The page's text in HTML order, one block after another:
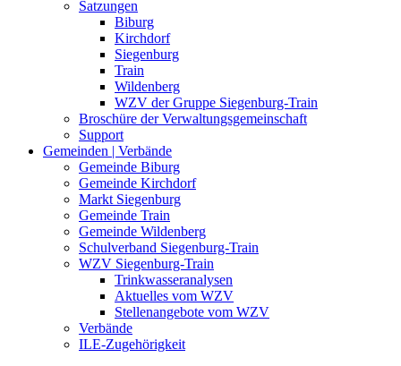
Satzungen
Biburg
Kirchdorf
Siegenburg
Train
Wildenberg
WZV der Gruppe Siegenburg-Train
Broschüre der Verwaltungsgemeinschaft
Support
Gemeinden | Verbände
Gemeinde Biburg
Gemeinde Kirchdorf
Markt Siegenburg
Gemeinde Train
Gemeinde Wildenberg
Schulverband Siegenburg-Train
WZV Siegenburg-Train
Trinkwasseranalysen
Aktuelles vom WZV
Stellenangebote vom WZV
Verbände
ILE-Zugehörigkeit